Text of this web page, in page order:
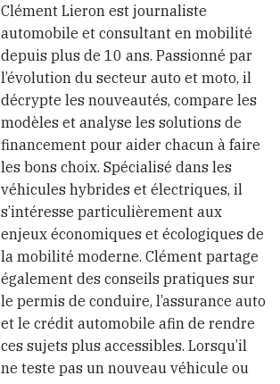
Clément Lieron est journaliste
automobile et consultant en mobilité
depuis plus de 10 ans. Passionné par
l’évolution du secteur auto et moto, il
décrypte les nouveautés, compare les
modèles et analyse les solutions de
financement pour aider chacun à faire
les bons choix. Spécialisé dans les
véhicules hybrides et électriques, il
s’intéresse particulièrement aux
enjeux économiques et écologiques de
la mobilité moderne. Clément partage
également des conseils pratiques sur
le permis de conduire, l’assurance auto
et le crédit automobile afin de rendre
ces sujets plus accessibles. Lorsqu’il
ne teste pas un nouveau véhicule ou